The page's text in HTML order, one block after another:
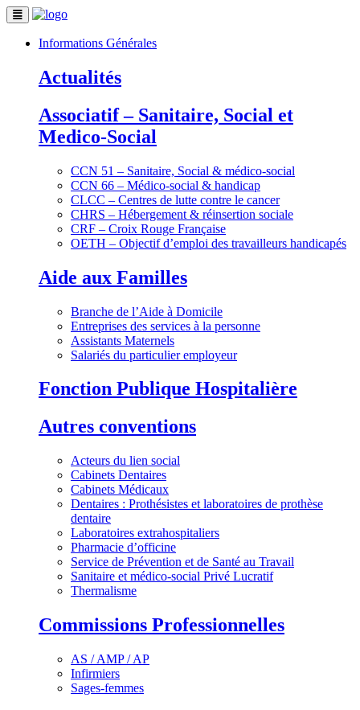
Informations Générales
Actualités
Associatif – Sanitaire, Social et
Medico-Social
CCN 51 – Sanitaire, Social & médico-social
CCN 66 – Médico-social & handicap
CLCC – Centres de lutte contre le cancer
CHRS – Hébergement & réinsertion sociale
CRF – Croix Rouge Française
OETH – Objectif d’emploi des travailleurs handicapés
Aide aux Familles
Branche de l’Aide à Domicile
Entreprises des services à la personne
Assistants Maternels
Salariés du particulier employeur
Fonction Publique Hospitalière
Autres conventions
Acteurs du lien social
Cabinets Dentaires
Cabinets Médicaux
Dentaires : Prothésistes et laboratoires de prothèse
dentaire
Laboratoires extrahospitaliers
Pharmacie d’officine
Service de Prévention et de Santé au Travail
Sanitaire et médico-social Privé Lucratif
Thermalisme
Commissions Professionnelles
AS / AMP / AP
Infirmiers
Sages-femmes